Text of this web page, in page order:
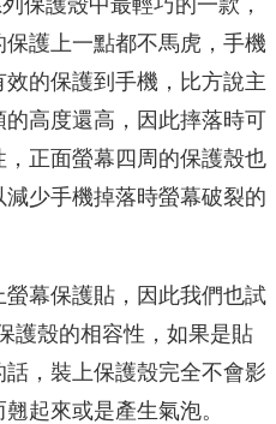
保護殼中最輕巧的一款，
護上一點都不馬虎，手機
的保護到手機，比方說主
高度還高，因此摔落時可
正面螢幕四周的保護殼也
少手機掉落時螢幕破裂的
幕保護貼，因此我們也試
護殼的相容性，如果是貼
話，裝上保護殼完全不會影
起來或是產生氣泡。